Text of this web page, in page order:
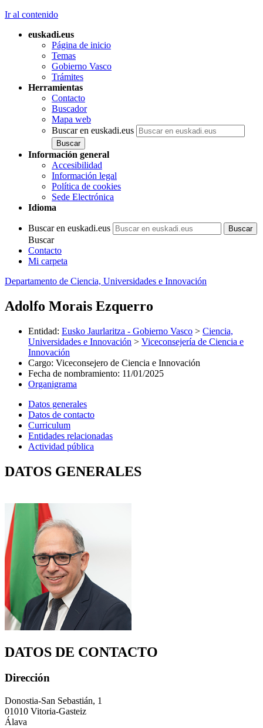
Ir al contenido
euskadi.eus
Página de inicio
Temas
Gobierno Vasco
Trámites
Herramientas
Contacto
Buscador
Mapa web
Buscar en euskadi.eus
Información general
Accesibilidad
Información legal
Política de cookies
Sede Electrónica
Idioma
Buscar en euskadi.eus
Buscar
Contacto
Mi carpeta
Departamento de Ciencia, Universidades e Innovación
Adolfo Morais Ezquerro
Entidad: Eusko Jaurlaritza - Gobierno Vasco > Ciencia,
Universidades e Innovación > Viceconsejería de Ciencia e
Innovación
Cargo: Viceconsejero de Ciencia e Innovación
Fecha de nombramiento: 11/01/2025
Organigrama
Datos generales
Datos de contacto
Curriculum
Entidades relacionadas
Actividad pública
DATOS GENERALES
DATOS DE CONTACTO
Dirección
Donostia-San Sebastián, 1
01010 Vitoria-Gasteiz
Álava